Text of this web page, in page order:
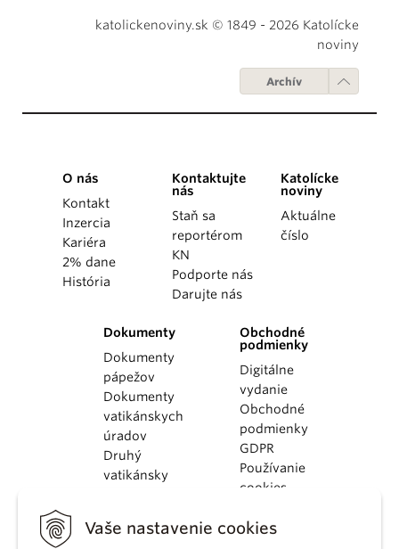
Vaše nastavenie cookies
katolickenoviny.sk © 1849 - 2026 Katolícke
noviny
Archív
O nás
Kontakt
Inzercia
Kariéra
2% dane
História
Kontaktujte
nás
Staň sa
reportérom
KN
Podporte nás
Darujte nás
Katolícke
noviny
Aktuálne
číslo
Dokumenty
Dokumenty
pápežov
Dokumenty
vatikánskych
úradov
Druhý
vatikánsky
KBS
Obchodné
podmienky
Digitálne
vydanie
Obchodné
podmienky
GDPR
Používanie
cookies